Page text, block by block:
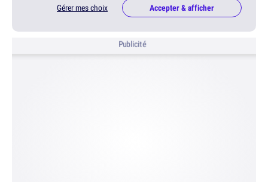
Gérer mes choix Accepter & afficher
Publicité